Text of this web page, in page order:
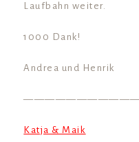
Laufbahn weiter.
1000 Dank!
Andrea und Henrik
Katja & Maik